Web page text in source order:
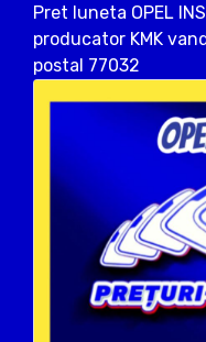
Pret luneta OPEL
producator KMK
postal 77032